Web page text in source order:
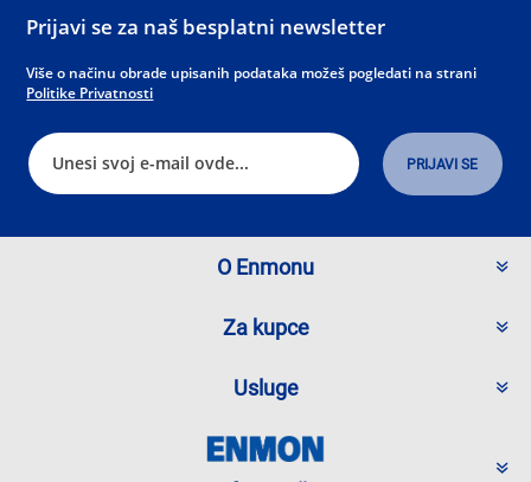
Prijavi se za naš besplatni newsletter
Više o načinu obrade upisanih podataka možeš pogledati na strani
Politike Privatnosti
O Enmonu
Za kupce
Usluge